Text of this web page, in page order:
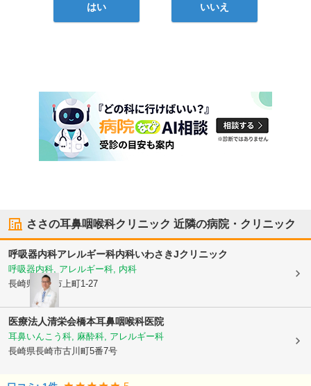
はい いいえ
ささの耳鼻咽喉科クリニック 近隣の病院・クリニック
呼吸器内科アレルギー科内科いわさきJクリニック
呼吸器内科, アレルギー科, 内科
長崎県長崎市 上町1-27
医療法人清栄会橋本耳鼻咽喉科医院
耳鼻いんこう科, 麻酔科, アレルギー科
長崎県長崎市古川町5番7号